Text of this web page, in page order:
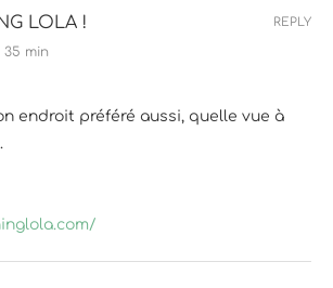
LOLA !
35 min
endroit préféré aussi, quelle vue à
REPLY